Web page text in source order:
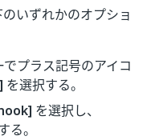
いずれかのオプショ
プラス記号のアイコ
を選択する。
を選択し、
る。